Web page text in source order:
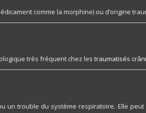
comme la morphine) ou d’origine
très fréquent chez lestraumatisés
un trouble du système respiratoire. Elle